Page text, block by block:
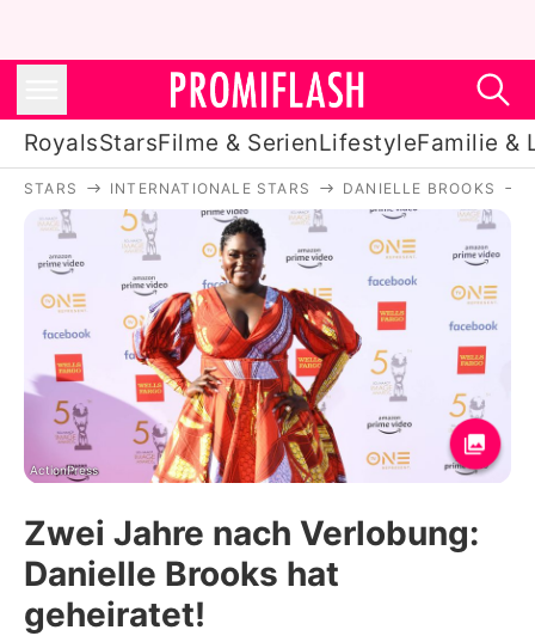
RoyalsStarsFilme & SerienLifestyleFamilie &
Royals
Stars
Filme & Serien
Lifestyle
Familie & Liebe
Promiflash Exklusiv
Alle Themen auf Promiflash
STARS INTERNATIONALE STARS DANIELLE BROOKS
ActionPress
Zwei Jahre nach Verlobung:
Danielle Brooks hat
geheiratet!